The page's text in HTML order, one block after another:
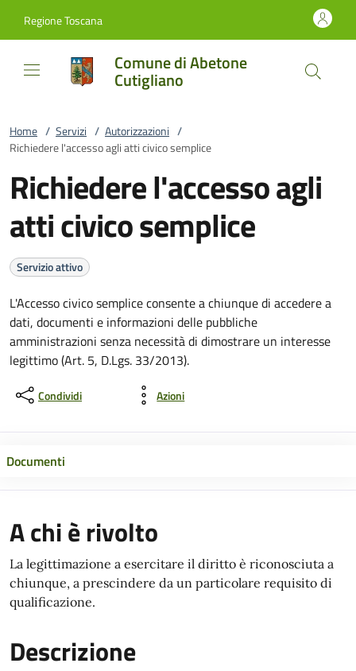
Regione Toscana
Comune di Abetone
Cutigliano
Home / Servizi / Autorizzazioni /
Richiedere l'accesso agli atti civico semplice
Richiedere l'accesso agli
atti civico semplice
Servizio attivo
L'Accesso civico semplice consente a chiunque di accedere a
dati, documenti e informazioni delle pubbliche
amministrazioni senza necessità di dimostrare un interesse
legittimo (Art. 5, D.Lgs. 33/2013).
Condividi Azioni
Documenti
A chi è rivolto
La legittimazione a esercitare il diritto è riconosciuta a
chiunque, a prescindere da un particolare requisito di
qualificazione.
Descrizione